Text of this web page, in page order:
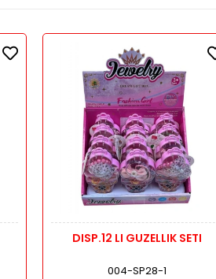
DISP.12 LI GUZELLIK SETI
004-SP28-1